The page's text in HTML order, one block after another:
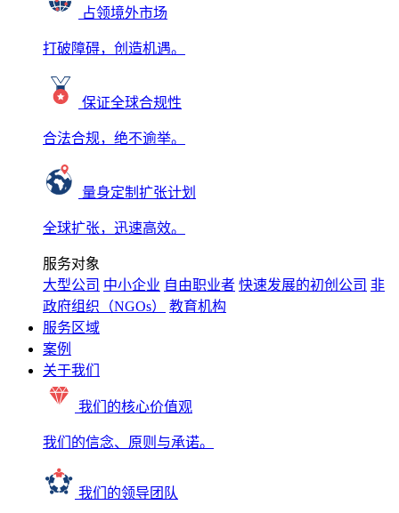
占领境外市场
打破障碍，创造机遇。
保证全球合规性
合法合规，绝不逾举。
量身定制扩张计划
全球扩张，迅速高效。
服务对象
大型公司 中小企业 自由职业者 快速发展的初创公司 非
政府组织（NGOs）
教育机构
服务区域
案例
关于我们
我们的核心价值观
我们的信念、原则与承诺。
我们的领导团队